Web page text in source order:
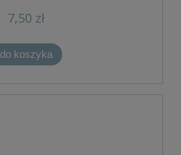
7,50 zł
do koszyka